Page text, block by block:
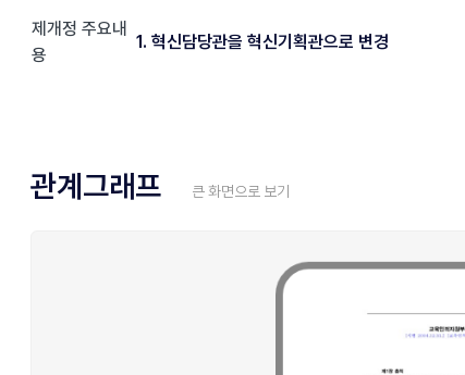
제개정 주요내
용
1. 혁신담당관을 혁신기획관으로 변경
관계그래프 큰 화면으로 보기